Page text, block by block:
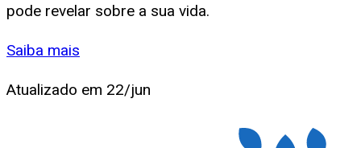
pode revelar sobre a sua vida.
Saiba mais
Atualizado em 22/jun